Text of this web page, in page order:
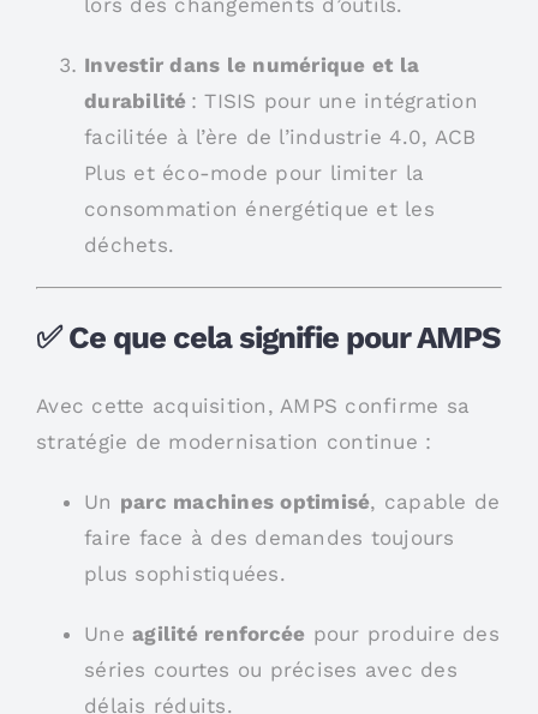
Investir dans le numérique et la
durabilité : TISIS pour une intégration
facilitée à l’ère de l’industrie 4.0, ACB
Plus et éco-mode pour limiter la
consommation énergétique et les
déchets.
✅ Ce que cela signifie pour AMPS
Avec cette acquisition, AMPS confirme sa
stratégie de modernisation continue :
Un parc machines optimisé, capable de
faire face à des demandes toujours
plus sophistiquées.
Uneagilité renforcée pour produire des
séries courtes ou précises avec des
délais réduits.